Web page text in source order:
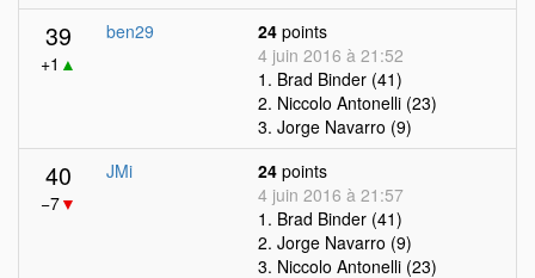
39
+1 ▲
ben29 24 points
4 juin 2016 à 21:52
1. Brad Binder (41)
2. Niccolo Antonelli (23)
3. Jorge Navarro (9)
40
−7▼
JMi 24 points
4 juin 2016 à 21:57
1. Brad Binder (41)
2. Jorge Navarro (9)
3. Niccolo Antonelli (23)